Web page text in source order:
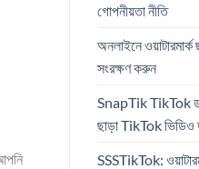
গোপনীয়তা নীতি
অনলাইনে
সংরক্ষণ করুন
SnapTik TikTok
ছাড়া TikTok
SSSTikTok: